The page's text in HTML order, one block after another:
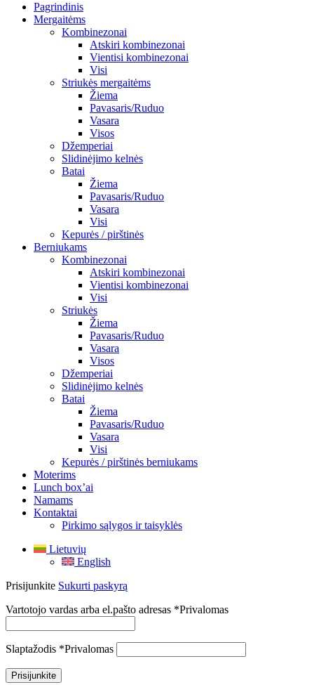
Pagrindinis
Mergaitėms
Kombinezonai
Atskiri kombinezonai
Vientisi kombinezonai
Visi
Striukės mergaitėms
Žiema
Pavasaris/Ruduo
Vasara
Visos
Džemperiai
Slidinėjimo kelnės
Batai
Žiema
Pavasaris/Ruduo
Vasara
Visi
Kepurės / pirštinės
Berniukams
Kombinezonai
Atskiri kombinezonai
Vientisi kombinezonai
Visi
Striukės
Žiema
Pavasaris/Ruduo
Vasara
Visos
Džemperiai
Slidinėjimo kelnės
Batai
Žiema
Pavasaris/Ruduo
Vasara
Visi
Kepurės / pirštinės berniukams
Moterims
Lunch box’ai
Namams
Kontaktai
Pirkimo sąlygos ir taisyklės
Lietuvių
English
Prisijunkite Sukurti paskyrą
Vartotojo vardas arba el.pašto adresas *Privalomas
Slaptažodis *Privalomas
Prisijunkite